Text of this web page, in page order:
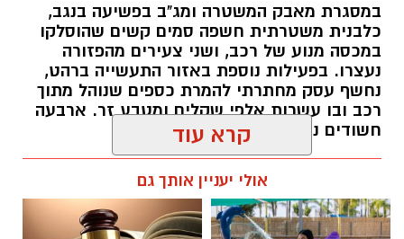
במסגרת מאבק המשטרה ומג"ב בפשיעה בנגב,
כלבנית משטרתית חשפה סמים קשים שהוסלקו
במכסה מנוע של רכב, ושני צעירים מהפזורה
נעצרו. בפעילות נוספת באזור התעשייה ברהט,
נחשף עסק מחתרתי להמרת כספים שנוהל מתוך
רכב ובו עשרות אלפי שקלים ומטבע זר. ארבעה
חשודים נעצרו בסך הכל.
קרא עוד
אולי יעניין אותך גם